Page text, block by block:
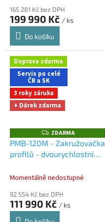
165 281 Kč bez DPH
199 990 Kč / ks
Do košíku
Doprava zdarma
Servis po celé
ČR a SK
3 roky záruka
+ Dárek zdarma
Z
D
A
R
ZDARMA
PMB-120M - Zakružovačka
profilů - dvourychlostní
při nákupu na e-shopu
Momentálně nedostupné
92 554 Kč bez DPH
111 990 Kč / ks